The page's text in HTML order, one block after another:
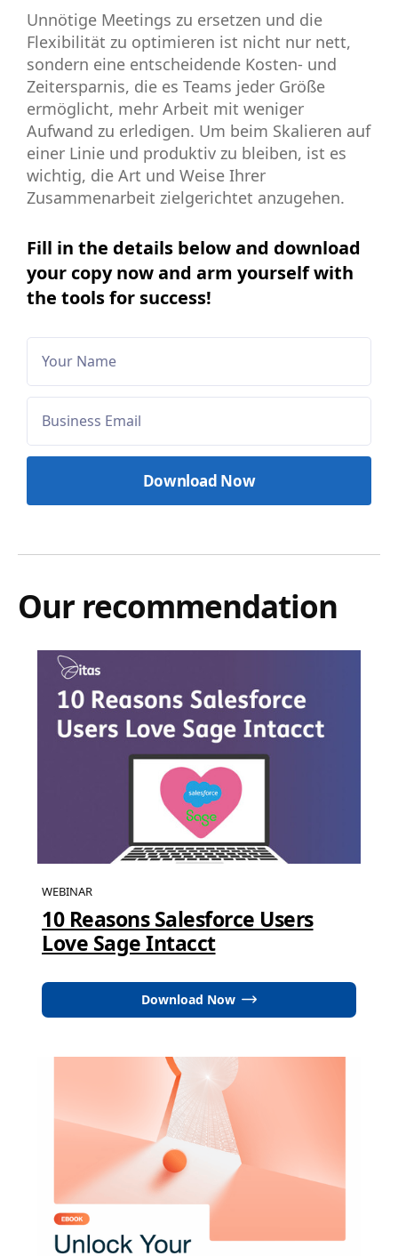
Unnötige Meetings zu ersetzen und die
Flexibilität zu optimieren ist nicht nur nett,
sondern eine entscheidende Kosten- und
Zeitersparnis, die es Teams jeder Größe
ermöglicht, mehr Arbeit mit weniger
Aufwand zu erledigen. Um beim Skalieren auf
einer Linie und produktiv zu bleiben, ist es
wichtig, die Art und Weise Ihrer
Zusammenarbeit zielgerichtet anzugehen.
Fill in the details below and download
your copy now and arm yourself with
the tools for success!
Our recommendation
WEBINAR
10 Reasons Salesforce Users
Love Sage Intacct
Download Now